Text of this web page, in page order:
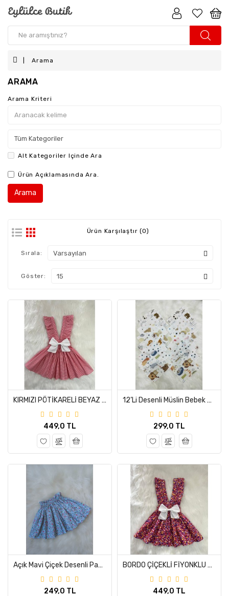
Arama
ARAMA
Arama Kriteri
Alt Kategoriler Içinde Ara
Ürün Açıklamasında Ara.
Ürün Karşılaştır (0)
Sırala:
Göster:
KIRMIZI PÖTİKARELİ BEYAZ FİYONKLU FIRFIR ASKILI SALOPET ELBİSE (%100 PAMUK KUMAŞTAN ÜRETİLMİŞTİR.)
449,0 TL
12’li Desenli Müslin Bebek Ağız Mendili %100 Pamuk 20*20 Cm Oeko-Teks Sertifikalı
299,0 TL
Açık Mavi Çiçek Desenli Paperbag Etek
249,0 TL
BORDO ÇİÇEKLİ FİYONKLU FIRFIR ASKILI SALOPET ELBİSE (%100 PAMUK KUMAŞTAN ÜRETİLMİŞTİR.)
449,0 TL